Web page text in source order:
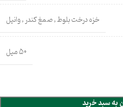
خزه درخت بلوط,صمغ کندر,وانیل
۵۰ میل
به سبد خرید